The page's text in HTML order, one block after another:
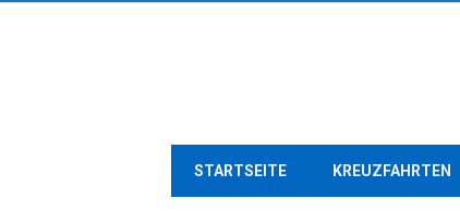
STARTSEITE KREUZFAHRTEN